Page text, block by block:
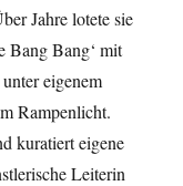
Jahre lotete sie
Bang Bang‘ mit
eigenem
Rampenlicht.
kuratiert eigene
Leiterin